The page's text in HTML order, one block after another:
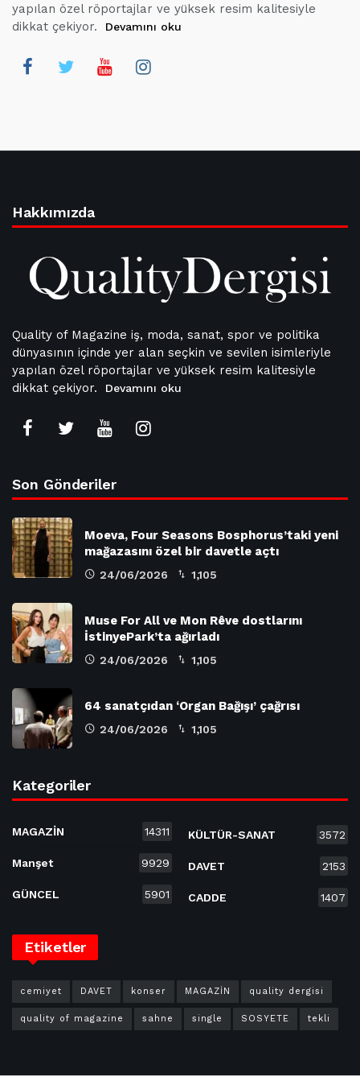
yapılan özel röportajlar ve yüksek resim kalitesiyle
dikkat çekiyor.
Devamını oku
Hakkımızda
Quality of Magazine iş, moda, sanat, spor ve politika
dünyasının içinde yer alan seçkin ve sevilen isimleriyle
yapılan özel röportajlar ve yüksek resim kalitesiyle
dikkat çekiyor.
Devamını oku
Son Gönderiler
Moeva, Four Seasons Bosphorus’taki yeni
mağazasını özel bir davetle açtı
24/06/2026 1,105
Muse For All ve Mon Rêve dostlarını
İstinyePark’ta ağırladı
24/06/2026 1,105
64 sanatçıdan ‘Organ Bağışı’ çağrısı
24/06/2026 1,105
Kategoriler
MAGAZİN 14311
Manşet 9929
GÜNCEL 5901
KÜLTÜR-SANAT 3572
DAVET 2153
CADDE 1407
Etiketler
cemiyet DAVET konser MAGAZİN quality dergisi
quality of magazine sahne single SOSYETE tekli